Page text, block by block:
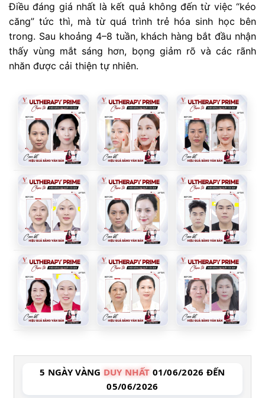
Điều đáng giá nhất là kết quả không đến từ việc “kéo
căng” tức thì, mà từ quá trình trẻ hóa sinh học bên
trong. Sau khoảng 4–8 tuần, khách hàng bắt đầu nhận
thấy vùng mắt sáng hơn, bọng giảm rõ và các rãnh
nhăn được cải thiện tự nhiên.
5 NGÀY VÀNG DUY NHẤT 01/06/2026 ĐẾN
05/06/2026